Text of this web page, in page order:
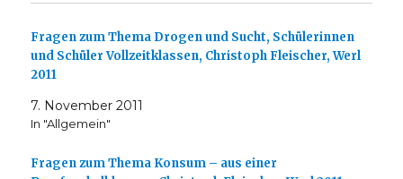
Fragen zum Thema Drogen und Sucht, Schülerinnen
und Schüler Vollzeitklassen, Christoph Fleischer, Werl
2011
7. November 2011
In "Allgemein"
Fragen zum Thema Konsum – aus einer